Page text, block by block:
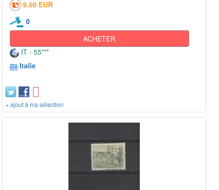
9,00 EUR
0
ACHETER
IT - 55***
Italie
+ ajout à ma sélection